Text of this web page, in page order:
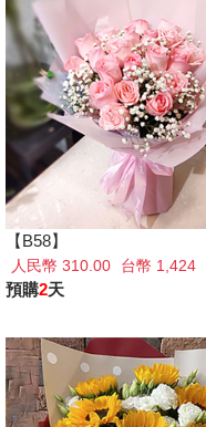
【B58】
人民幣 310.00 台幣 1,424
預購2天